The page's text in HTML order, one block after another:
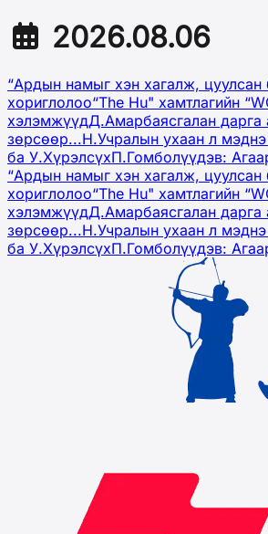
2026.08.06
“Ардын намыг хэн хагалж, цуулсан
хориглолоо“The Hu" хамтлагийн
хэлэмжүүдД.Амарбаясгалан дарга
зөрсөөр...Н.Учралын ухаан л
ба У.ХүрэлсүхП.Гомболүүдэв:
“Ардын намыг хэн хагалж, цуулсан
хориглолоо“The Hu" хамтлагийн
хэлэмжүүдД.Амарбаясгалан дарга
зөрсөөр...Н.Учралын ухаан л
ба У.ХүрэлсүхП.Гомболүүдэв: